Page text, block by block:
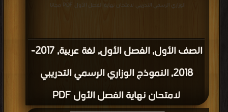
الصف الأول, الفصل الأول, لغة عربية, 2017-
2018, النموذج الوزاري الرسمي التدريبي
لامتحان نهاية الفصل الأول PDF
الوزاري الرسمي التدريبي لامتحان نهاية الفصل الأول PDF مجانا